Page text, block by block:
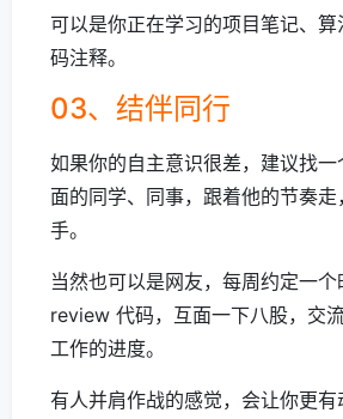
可以是你正在学习的项目笔记、
码注释。
03、结伴同行
如果你的自主意识很差，建议找
面的同学、同事，跟着他的节奏
手。
当然也可以是网友，每周约定一个
review 代码，互面一下八股，交流
工作的进度。
有人并肩作战的感觉，会让你更有